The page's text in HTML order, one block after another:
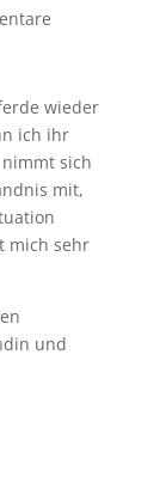
wieder
ich ihr
sich
mit,
mich sehr
und